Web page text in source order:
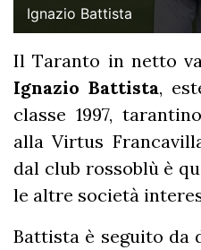
Ignazio Battista
Il Taranto in netto
Ignazio Battista,
classe 1997,
alla Virtus
dal club rossoblù è
le altre società
Battista è seguito da